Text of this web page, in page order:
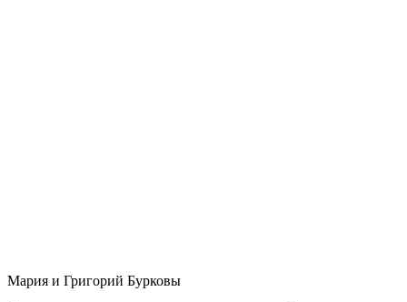
Мария и Григорий Бурковы